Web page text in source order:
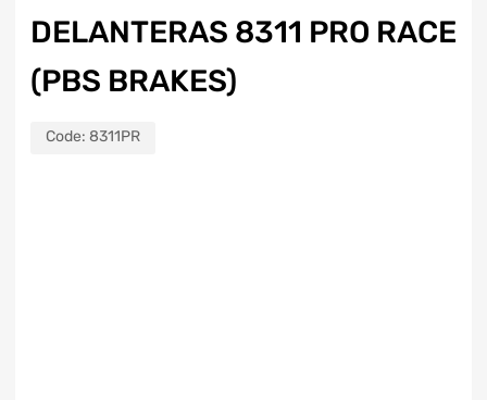
DELANTERAS 8311 PRO RACE
(PBS BRAKES)
Code: 8311PR